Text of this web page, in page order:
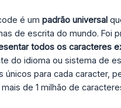
é um padrão universal
de escrita do mundo. Foi
todos os caracteres
do idioma ou sistema de
únicos para cada caracter,
de 1 milhão de